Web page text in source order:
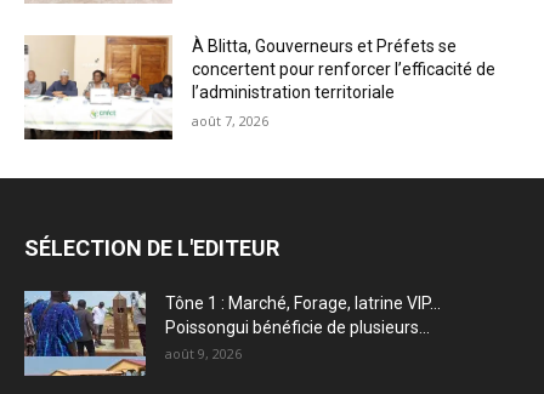
À Blitta, Gouverneurs et Préfets se
concertent pour renforcer l’efficacité de
l’administration territoriale
août 7, 2026
SÉLECTION DE L'EDITEUR
Tône 1 : Marché, Forage, latrine VIP…
Poissongui bénéficie de plusieurs...
août 9, 2026